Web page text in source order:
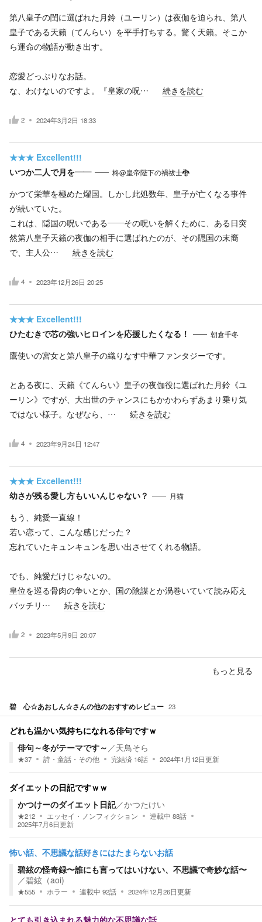
第八皇子の閨に選ばれた月鈴（ユーリン）は夜伽を迫られ、第八
皇子である天籟（てんらい）を平手打ちする。驚く天籟。そこか
ら運命の物語が動き出す。
恋愛どっぷりなお話。
な、わけないのですよ。『皇家の呪…
続きを読む
2 2024年3月2日 18:33
★★★ Excellent!!!
いつか二人で月を――
柊@皇帝陛下の禍祓士🐉
かつて栄華を極めた燿国。しかし此処数年、皇子が亡くなる事件
が続いていた。
これは、隠国の呪いである――その呪いを解くために、ある日突
然第八皇子天籟の夜伽の相手に選ばれたのが、その隠国の末裔
で、主人公…
続きを読む
4 2023年12月26日 20:25
★★★ Excellent!!!
ひたむきで芯の強いヒロインを応援したくなる！
朝倉千冬
鷹使いの宮女と第八皇子の織りなす中華ファンタジーです。
とある夜に、天籟《てんらい》皇子の夜伽役に選ばれた月鈴《ユ
ーリン》ですが、大出世のチャンスにもかかわらずあまり乗り気
ではない様子。なぜなら、…
続きを読む
4 2023年9月24日 12:47
★★★ Excellent!!!
幼さが残る愛し方もいいんじゃない？
月猫
もう、純愛一直線！
若い恋って、こんな感じだった？
忘れていたキュンキュンを思い出させてくれる物語。
でも、純愛だけじゃないの。
皇位を巡る骨肉の争いとか、国の陰謀とか渦巻いていて読み応え
バッチリ…
続きを読む
2 2023年5月9日 20:07
もっと見る
碧 心☆あおしん☆さんの他のおすすめレビュー 23
どれも温かい気持ちになれる俳句ですｗ
俳句～冬がテーマです～ ／天鳥そら
★37 詩・童話・その他 完結済 16話 2024年1月12日更新
ダイエットの日記ですｗｗ
かつけーのダイエット日記／かつたけい
★212 エッセイ・ノンフィクション 連載中 88話
2025年7月6日更新
怖い話、不思議な話好きにはたまらないお話
碧絃の怪奇録〜誰にも言ってはいけない、不思議で奇妙な話〜
／碧絃（aoi)
★555 ホラー 連載中 92話 2024年12月26日更新